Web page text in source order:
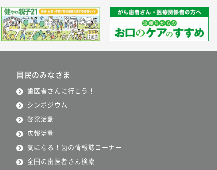
国民のみなさま
歯医者さんに行こう！
シンポジウム
啓発活動
広報活動
気になる！歯の情報誌コーナー
全国の歯医者さん検索